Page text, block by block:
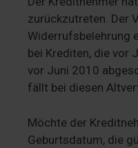
zurückzutreten. Der
Widerrufsbelehrung
bei Krediten, die vor
vor Juni 2010
fällt bei diesen
Möchte der
Geburtsdatum, die